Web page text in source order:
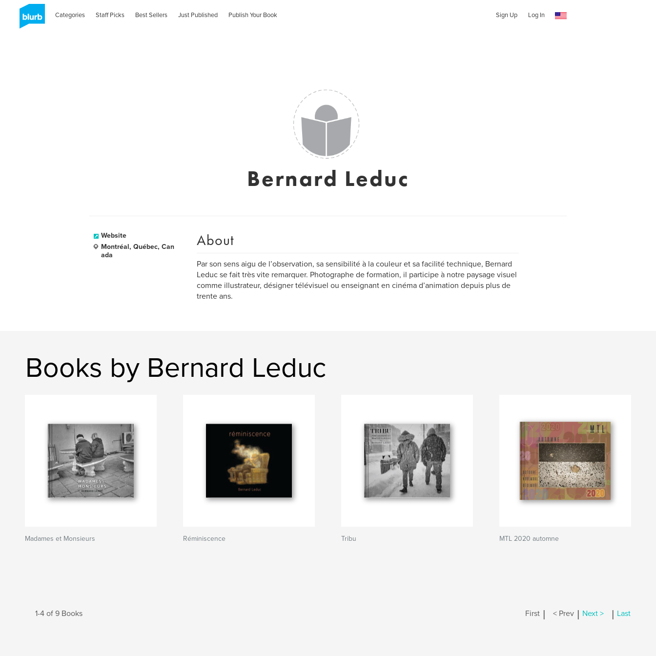
Categories Staff Picks Best Sellers Just Published Publish Your Book Sign Up Log In
Bernard Leduc
Website
Montréal, Québec, Can
ada
About
Par son sens aigu de l’observation, sa sensibilité à la couleur et sa facilité technique, Bernard
Leduc se fait très vite remarquer. Photographe de formation, il participe à notre paysage visuel
comme illustrateur, désigner télévisuel ou enseignant en cinéma d’animation depuis plus de
trente ans.
Books by Bernard Leduc
Madames et Monsieurs Réminiscence Tribu MTL 2020 automne
1-4 of 9 Books First | < Prev | Next > | Last